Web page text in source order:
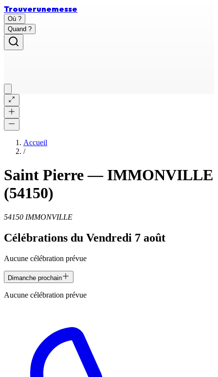
Trouverunemesse
Où ?
Quand ?
Accueil
/
Saint Pierre— IMMONVILLE
(54150)
54150 IMMONVILLE
Célébrations du Vendredi 7 août
Aucune célébration prévue
Dimanche prochain
Aucune célébration prévue